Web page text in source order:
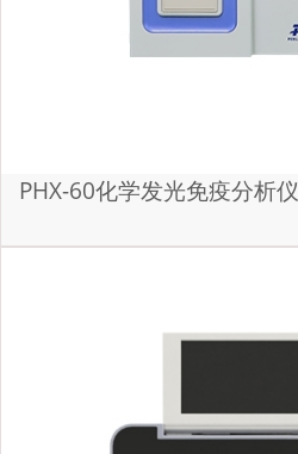
PHX-60化学发光免疫分析仪